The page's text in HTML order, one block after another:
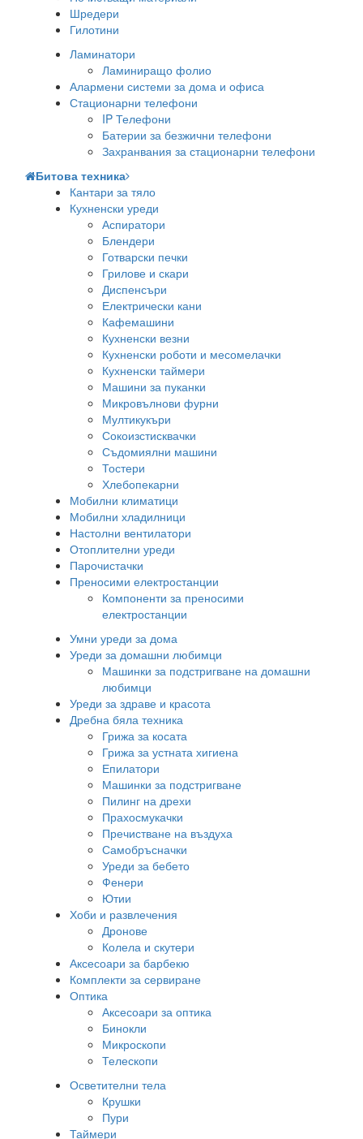
Шредери
Гилотини
Ламинатори
Ламиниращо фолио
Алармени системи за дома и офиса
Стационарни телефони
IP Телефони
Батерии за безжични телефони
Захранвания за стационарни телефони
Битова техника
Кантари за тяло
Кухненски уреди
Аспиратори
Блендери
Готварски печки
Грилове и скари
Диспенсъри
Електрически кани
Кафемашини
Кухненски везни
Кухненски роботи и месомелачки
Кухненски таймери
Машини за пуканки
Микровълнови фурни
Мултикукъри
Сокоизстисквачки
Съдомиялни машини
Тостери
Хлебопекарни
Мобилни климатици
Мобилни хладилници
Настолни вентилатори
Отоплителни уреди
Парочистачки
Преносими електростанции
Компоненти за преносими
електростанции
Умни уреди за дома
Уреди за домашни любимци
Машинки за подстригване на домашни
любимци
Уреди за здраве и красота
Дребна бяла техника
Грижа за косата
Грижа за устната хигиена
Епилатори
Машинки за подстригване
Пилинг на дрехи
Прахосмукачки
Пречистване на въздуха
Самобръсначки
Уреди за бебето
Фенери
Ютии
Хоби и развлечения
Дронове
Колела и скутери
Аксесоари за барбекю
Комплекти за сервиране
Оптика
Аксесоари за оптика
Бинокли
Микроскопи
Телескопи
Осветителни тела
Крушки
Пури
Таймери